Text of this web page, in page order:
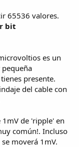
65536 valores.
bit
es un
presente.
del cable con
1mV de 'ripple' en
común!. Incluso
moverá 1mV.